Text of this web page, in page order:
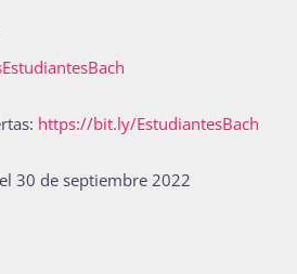
https://bit.ly/EstudiantesBach
30 de septiembre 2022